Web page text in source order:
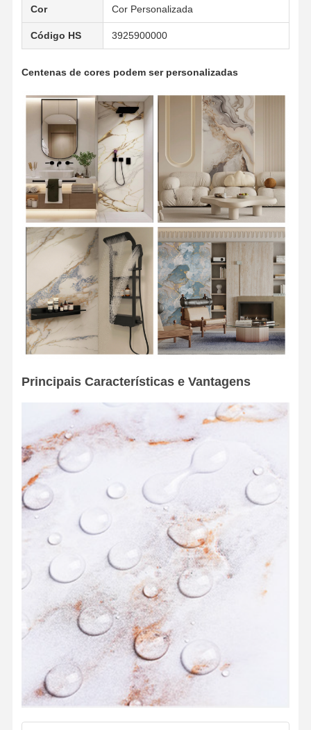
Cor Cor Personalizada
Código HS 3925900000
Centenas de cores podem ser personalizadas
Principais Características e Vantagens